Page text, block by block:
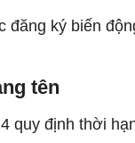
đăng ký biến
tên
quy định thời